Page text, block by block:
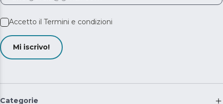
Accetto il Termini e condizioni
Mi iscrivo!
Categorie